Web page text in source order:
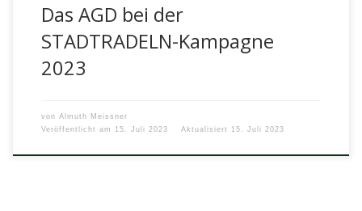
Das AGD bei der
STADTRADELN-Kampagne
2023
von Almuth Meissner
Veröffentlicht am
15. Juli 2023 Aktualisiert 15. Juli 2023